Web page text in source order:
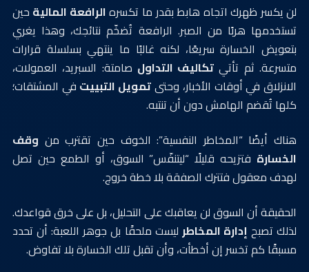
لن يكسر ظهرك اتجاه هابط بقدر ما تكسرهالرافعة المالية حين
تستخدمها هربًا من الصبر. الرافعة تُضخّم نتائجك، وهذا يغري
بتعويض الخسارة سريعًا، لكنه غالبًا ما ينتهي بسلسلة قرارات
متسرعة. ثم تأتي تكاليف التداول صامتة: السبريد، العمولات،
الانزلاق في أوقات الأخبار، وحتىتمويل التبييت في المشتقات؛
كلها تُقضم الهامش دون أن تنتبه.
هناك أيضًا “المخاطر النفسية”: الخوف حين تقترب من وقف
الخسارة فتزيحه قليلًا “ليتنفّس” السوق، أو الطمع حين تصل
لهدف معقول فتترك الصفقة بلا خطة خروج.
الحقيقة أن السوق لن يعاقبك على التحليل، بل على خرق قواعدك.
لذلك تصبح إدارة المخاطر ليست ملحقًا بل جوهر اللعبة: أن تحدد
مسبقًا كم تخسر إن أخطأت، وأن تقبل تلك الخسارة بلا تفاوض.